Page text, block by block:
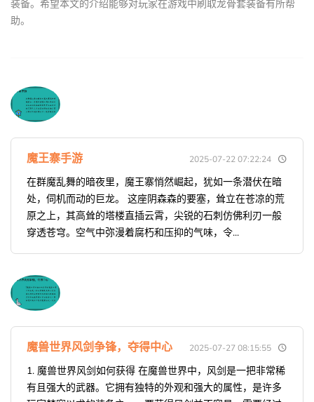
装备。希望本文的介绍能够对玩家在游戏中刷取龙骨套装备有所帮
助。
魔王寨手游 2025-07-22 07:22:24
在群魔乱舞的暗夜里，魔王寨悄然崛起，犹如一条潜伏在暗
处，伺机而动的巨龙。 这座阴森森的要塞，耸立在苍凉的荒
原之上，其高耸的塔楼直插云霄，尖锐的石刺仿佛利刃一般
穿透苍穹。空气中弥漫着腐朽和压抑的气味，令...
魔兽世界风剑争锋，夺得中心 2025-07-27 08:15:55
1. 魔兽世界风剑如何获得 在魔兽世界中，风剑是一把非常稀
有且强大的武器。它拥有独特的外观和强大的属性，是许多